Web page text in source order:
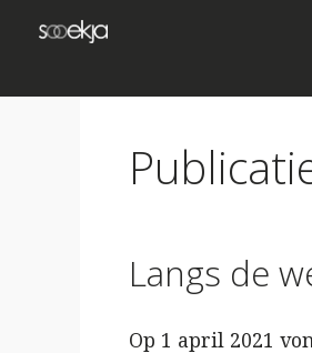
Langs de
Op 1 april 2021